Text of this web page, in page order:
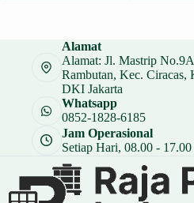
Alamat
Alamat: Jl. Mastrip
Rambutan, Kec. Ciracas,
DKI Jakarta
Whatsapp
0852-1828-6185
Jam Operasional
Setiap Hari, 08.00 -